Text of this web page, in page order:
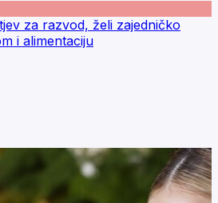
za razvod, želi zajedničko
i alimentaciju